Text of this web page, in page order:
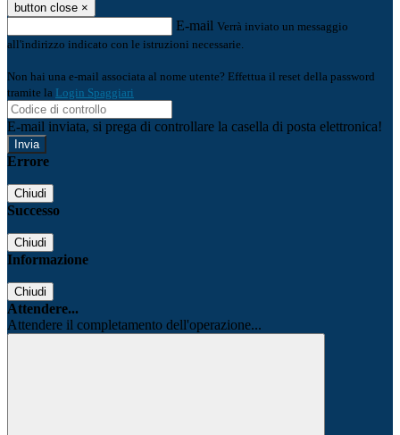
button close ×
E-mail Verrà inviato un messaggio
all'indirizzo indicato con le istruzioni necessarie.
Non hai una e-mail associata al nome utente? Effettua il reset della password
tramite la Login Spaggiari
E-mail inviata, si prega di controllare la casella di posta elettronica!
Errore
Chiudi
Successo
Chiudi
Informazione
Chiudi
Attendere...
Attendere il completamento dell'operazione...